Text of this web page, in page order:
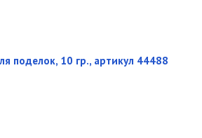
поделок, 10 гр., артикул 44488